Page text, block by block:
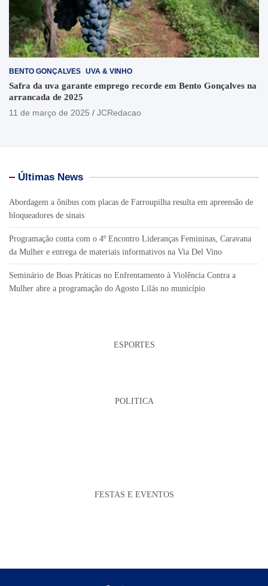
BENTO GONÇALVES UVA & VINHO
Safra da uva garante emprego recorde em Bento Gonçalves na
arrancada de 2025
11 de março de 2025
JCRedacao
Últimas News
Abordagem a ônibus com placas de Farroupilha resulta em apreensão de
bloqueadores de sinais
Programação conta com o 4º Encontro Lideranças Femininas, Caravana
da Mulher e entrega de materiais informativos na Via Del Vino
Seminário de Boas Práticas no Enfrentamento à Violência Contra a
Mulher abre a programação do Agosto Lilás no município
ESPORTES
POLITICA
FESTAS E EVENTOS